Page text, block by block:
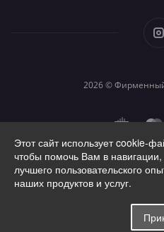
2026 ©
Этот сайт использует cookie-
чтобы помочь Вам в
лучшего пользовательского
наших продуктов и услуг.